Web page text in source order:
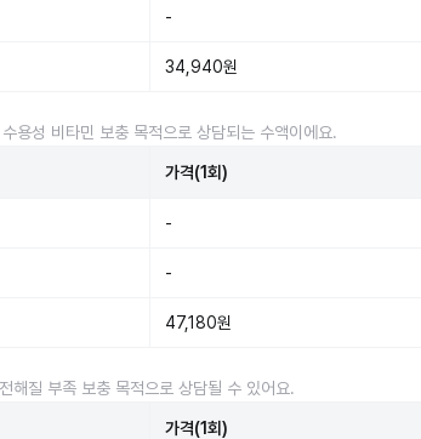
-
34,940원
용성 비타민 보충 목적으로 상담되는 수액이에요.
가격(1회)
-
-
47,180원
해질 부족 보충 목적으로 상담될 수 있어요.
가격(1회)